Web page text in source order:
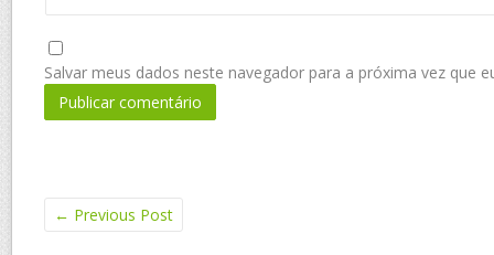
Salvar meus dados neste navegador para a próxima vez que
← Previous Post